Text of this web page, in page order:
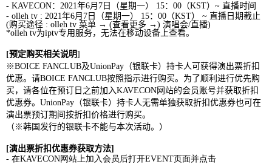
- KAVECON： 2021年6月 7 日（星期一） 15： 00 （KST） ~ 直播时间
- olleh tv : 2021年6月 7 日（星期一） 15： 00 （KST） ~ 直播日期截止
(购买途径 : olleh tv 菜单 → (查看更多 →) 演唱会/直播)
*olleh tv为iptv专用服务，无法在移动设备 上查看。
[预定购买相关说明]
※BOICE FANCLUB及UnionPay （银联卡） 持卡人可获得演出票折扣
优惠。请BOICE FANCLUB按照指示进行购买。为了顺利进行优先购
买，请各位在预订日之前加入KAVECON网站的会员账号并获取折扣
优惠券。 UnionPay （银联卡） 持卡人无需单独获取折扣优惠券也可在
演出票预订期间按折扣价格进行购买。
（※韩国发行的银联卡不能与本次活动。）
[演出票折扣优惠券获取方法]
- 在KAVECON网站上加入会员后打开EVENT页面并点击